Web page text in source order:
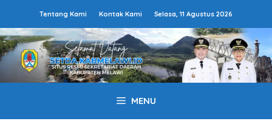
isi
Tentang Kami Kontak Kami Selasa, 11 Agustus 2026
MENU